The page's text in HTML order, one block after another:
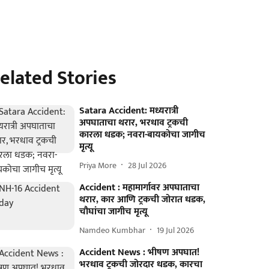
Stories
Satara Accident: मध्यरात्री
अपघाताचा थरार, भरधाव ट्रकची
कारला धडक; नवरा-बायकोचा जागीच
मृत्यू
Priya More 28 Jul 2026
Accident : महामार्गावर अपघाताचा
थरार, कार आणि ट्रकची जोरात धडक,
चौघांचा जागीच मृत्यू
Namdeo Kumbhar 19 Jul 2026
Accident News : भीषण अपघात!
भरधाव ट्रकची जोरदार धडक, कारचा